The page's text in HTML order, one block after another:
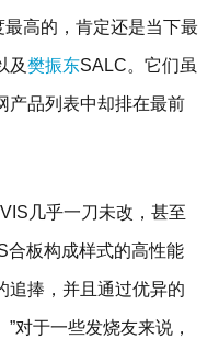
高的，肯定还是当下最
及樊振东SALC。它们虽
产品列表中却排在最前
几乎一刀未改，甚至
合板构成样式的高性能
追捧，并且通过优异的
对于一些发烧友来说，